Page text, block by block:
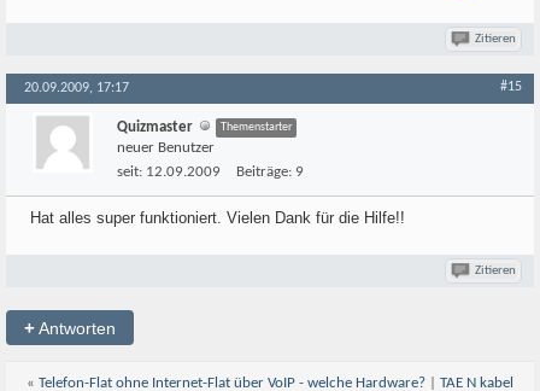
Zitieren
20.09.2009, 17:17 #15
Quizmaster Themenstarter
neuer Benutzer
seit: 12.09.2009 Beiträge: 9
Hat alles super funktioniert. Vielen Dank für die Hilfe!!
Zitieren
+Antworten
« Telefon-Flat ohne Internet-Flat über VoIP - welche Hardware?
TAE N kabel